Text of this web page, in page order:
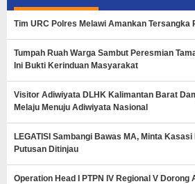
Tim URC Polres Melawi Amankan Tersangka
Tumpah Ruah Warga Sambut Peresmian
Ini Bukti Kerinduan Masyarakat
Visitor Adiwiyata DLHK Kalimantan Barat
Melaju Menuju Adiwiyata Nasional
LEGATISI Sambangi Bawas MA, Minta
Putusan Ditinjau
Operation Head I PTPN IV Regional V